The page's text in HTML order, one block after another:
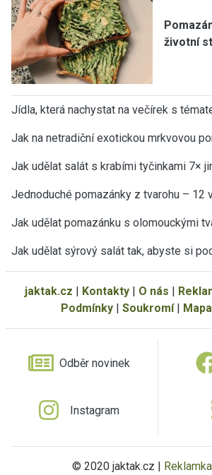
životní
Jídla, která nachystat na večírek s
Jak na netradiční exotickou mrkvovou
Jak udělat salát s krabími tyčinkami 7×
Jednoduché pomazánky z tvarohu – 12
Jak udělat pomazánku s olomouckými
Jak udělat sýrový salát tak, abyste si
jaktak.cz | Kontakty| O nás |
Podmínky| Soukromí|
Odběr novinek
Instagram
© 2020 jaktak.cz |